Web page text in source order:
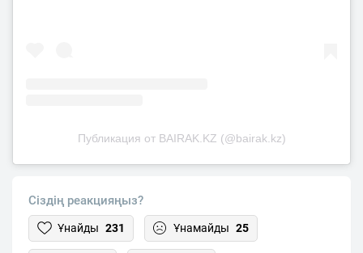
Публикация от BAIRAK.KZ (@bairak.kz)
Сіздің реакцияңыз?
Ұнайды 231 Ұнамайды 25